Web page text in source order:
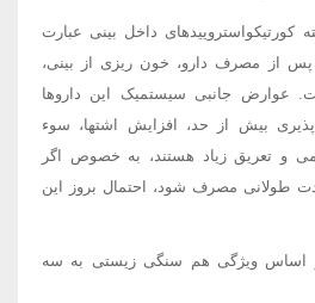
کورتیکواستروییدهای داخل بینی عبارت
از مصرف دارو، خون ریزی از بینی،
عوارض جانبی سیستمیک این داروها
بیش از حد، افزایش اشتها، سوء
و تعریق زیاد هستند، به خصوص اگر
مدت طولانی مصرف شود، احتمال بروز این
بر اساس ویژگی هم سنگی زیستی به سه